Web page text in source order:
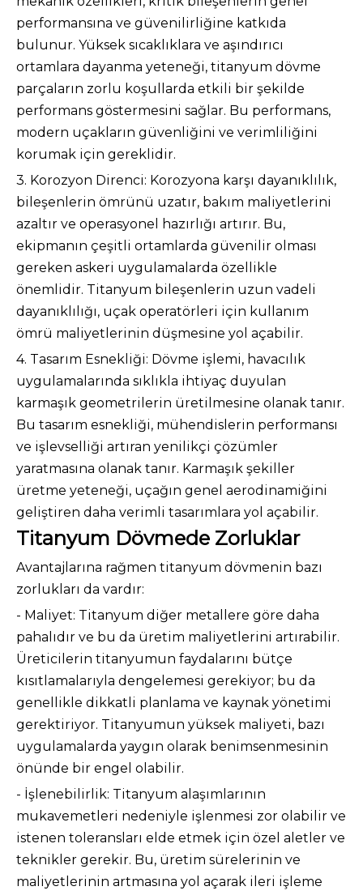
performansına ve güvenilirliğine katkıda
bulunur. Yüksek sıcaklıklara ve aşındırıcı
ortamlara dayanma yeteneği, titanyum dövme
parçaların zorlu koşullarda etkili bir şekilde
performans göstermesini sağlar. Bu performans,
modern uçakların güvenliğini ve verimliliğini
korumak için gereklidir.
3. Korozyon Direnci: Korozyona karşı dayanıklılık,
bileşenlerin ömrünü uzatır, bakım maliyetlerini
azaltır ve operasyonel hazırlığı artırır. Bu,
ekipmanın çeşitli ortamlarda güvenilir olması
gereken askeri uygulamalarda özellikle
önemlidir. Titanyum bileşenlerin uzun vadeli
dayanıklılığı, uçak operatörleri için kullanım
ömrü maliyetlerinin düşmesine yol açabilir.
4. Tasarım Esnekliği: Dövme işlemi, havacılık
uygulamalarında sıklıkla ihtiyaç duyulan
karmaşık geometrilerin üretilmesine olanak tanır.
Bu tasarım esnekliği, mühendislerin performansı
ve işlevselliği artıran yenilikçi çözümler
yaratmasına olanak tanır. Karmaşık şekiller
üretme yeteneği, uçağın genel aerodinamiğini
geliştiren daha verimli tasarımlara yol açabilir.
Titanyum Dövmede Zorluklar
Avantajlarına rağmen titanyum dövmenin bazı
zorlukları da vardır:
- Maliyet: Titanyum diğer metallere göre daha
pahalıdır ve bu da üretim maliyetlerini artırabilir.
Üreticilerin titanyumun faydalarını bütçe
kısıtlamalarıyla dengelemesi gerekiyor; bu da
genellikle dikkatli planlama ve kaynak yönetimi
gerektiriyor. Titanyumun yüksek maliyeti, bazı
uygulamalarda yaygın olarak benimsenmesinin
önünde bir engel olabilir.
- İşlenebilirlik: Titanyum alaşımlarının
mukavemetleri nedeniyle işlenmesi zor olabilir ve
istenen toleransları elde etmek için özel aletler ve
teknikler gerekir. Bu, üretim sürelerinin ve
maliyetlerinin artmasına yol açarak ileri işleme